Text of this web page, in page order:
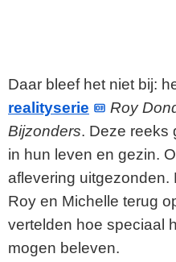
Daar bleef het niet bij:
realityserie
Roy
Bijzonders. Deze reeks
in hun leven en gezin.
aflevering uitgezonden.
Roy en Michelle terug
vertelden hoe speciaal
mogen beleven.